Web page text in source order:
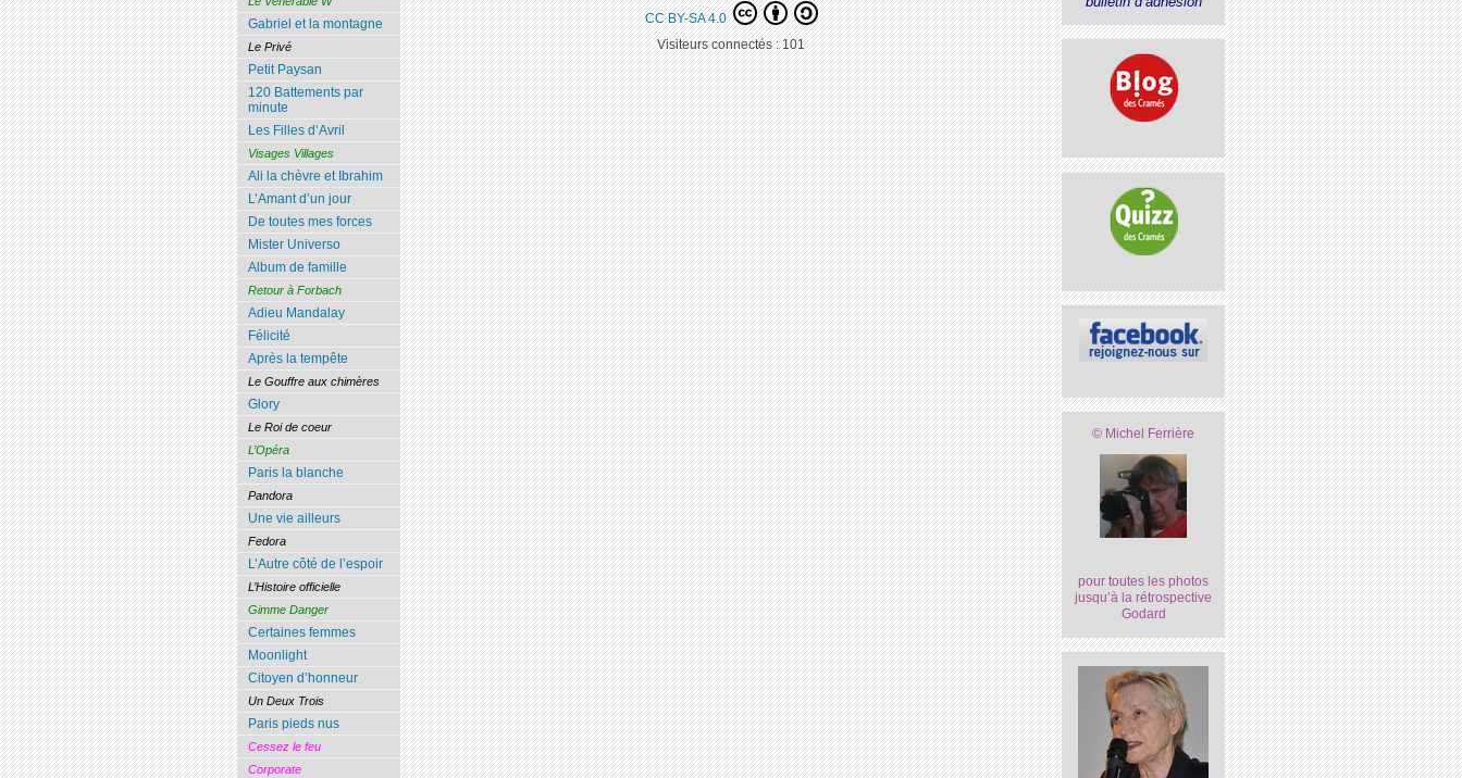
© Michel Ferrière
pour toutes les photos
jusqu’à la rétrospective
Godard
Gabriel et la montagne
Le Privé
Petit Paysan
120 Battements par
minute
Les Filles d’Avril
Visages Villages
Ali la chèvre et Ibrahim
L’Amant d’un jour
De toutes mes forces
Mister Universo
Album de famille
Retour à Forbach
Adieu Mandalay
Félicité
Après la tempête
Le Gouffre aux chimères
Glory
Le Roi de coeur
L’Opéra
Paris la blanche
Pandora
Une vie ailleurs
Fedora
L’Autre côté de l’espoir
L’Histoire officielle
Gimme Danger
Certaines femmes
Moonlight
Citoyen d’honneur
Un Deux Trois
Paris pieds nus
Cessez le feu
Corporate
CC BY-SA 4.0
Visiteurs connectés :101